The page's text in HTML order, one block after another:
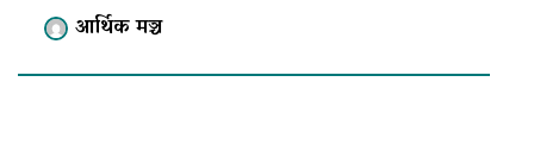
आर्थिक मञ्च